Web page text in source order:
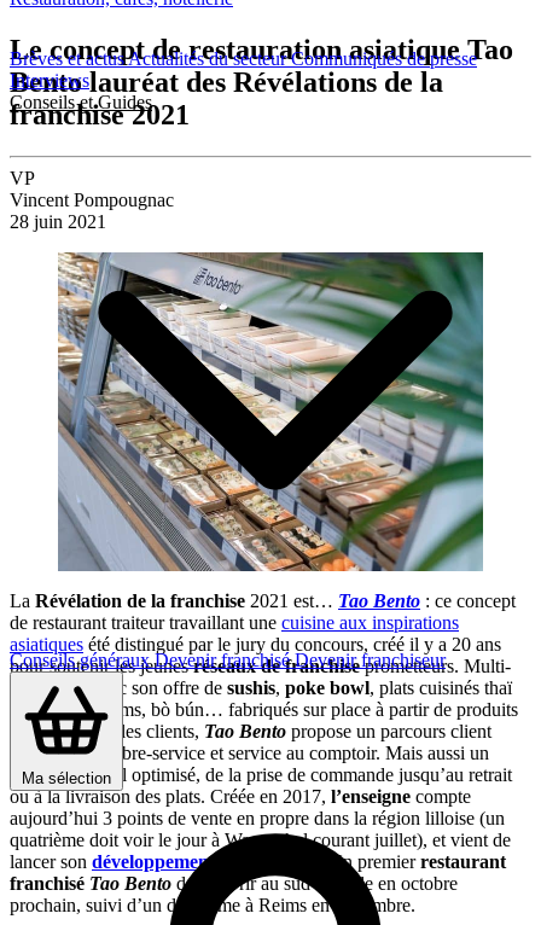
Brèves et actusActualités du secteurCommuniqués de presse
Interviews
Conseils et Guides
Conseils générauxDevenir franchiséDevenir franchiseur
Ma sélection
Le concept de restauration asiatique Tao
Bento lauréat des Révélations de la
franchise 2021
VP
Vincent Pompougnac
28 juin 2021
La Révélation de la franchise 2021 est… Tao Bento : ce concept
de restaurant traiteur travaillant une cuisine aux inspirations
asiatiques été distingué par le jury du concours, créé il y a 20 ans
pour soutenir les jeunesréseaux de franchiseprometteurs. Multi-
spécialiste avec son offre de sushis, poke bowl, plats cuisinés thaï
ou coréens, nems, bò bún… fabriqués sur place à partir de produits
frais et devant les clients, Tao Bento propose un parcours client
mixte, alliant libre-service et service au comptoir. Mais aussi un
parcours digital optimisé, de la prise de commande jusqu’au retrait
ou à la livraison des plats. Créée en 2017, l’enseigne compte
aujourd’hui 3 points de vente en propre dans la région lilloise (un
quatrième doit voir le jour à Wasquehal courant juillet), et vient de
lancer son développement en franchise . Un premierrestaurant
franchisé Tao Bento doit ouvrir au sud de Lille en octobre
prochain, suivi d’un deuxième à Reims en novembre.